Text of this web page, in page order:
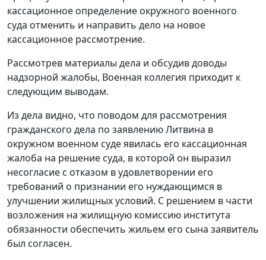
кассационное определение окружного военного
суда отменить и направить дело на новое
кассационное рассмотрение.
Рассмотрев материалы дела и обсудив доводы
надзорной жалобы, Военная коллегия приходит к
следующим выводам.
Из дела видно, что поводом для рассмотрения
гражданского дела по заявлению Литвина в
окружном военном суде явилась его кассационная
жалоба на решение суда, в которой он выразил
несогласие с отказом в удовлетворении его
требований о признании его нуждающимся в
улучшении жилищных условий. С решением в части
возложения на жилищную комиссию института
обязанности обеспечить жильем его сына заявитель
был согласен.